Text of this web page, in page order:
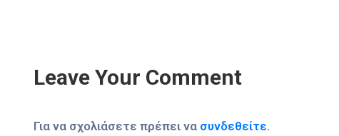
Leave Your Comment
Για να σχολιάσετε πρέπει να συνδεθείτε.